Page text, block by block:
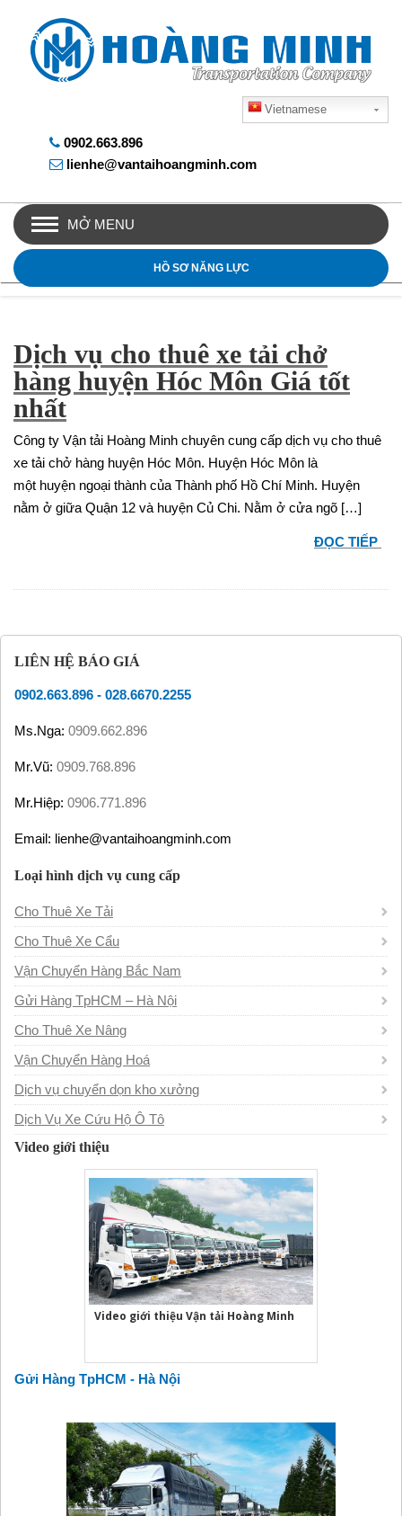
Vietnamese
0902.663.896
lienhe@vantaihoangminh.com
MỞ MENU
HỒ SƠ NĂNG LỰC
Dịch vụ cho thuê xe tải chở
hàng huyện Hóc Môn Giá tốt
nhất
Công ty Vận tải Hoàng Minh chuyên cung cấp dịch vụ cho thuê
xe tải chở hàng huyện Hóc Môn. Huyện Hóc Môn là
một huyện ngoại thành của Thành phố Hồ Chí Minh. Huyện
nằm ở giữa Quận 12 và huyện Củ Chi. Nằm ở cửa ngõ […]
ĐỌC TIẾP
LIÊN HỆ BÁO GIÁ
0902.663.896 - 028.6670.2255
Ms.Nga: 0909.662.896
Mr.Vũ: 0909.768.896
Mr.Hiệp: 0906.771.896
Email: lienhe@vantaihoangminh.com
Loại hình dịch vụ cung cấp
Cho Thuê Xe Tải
Cho Thuê Xe Cẩu
Vận Chuyển Hàng Bắc Nam
Gửi Hàng TpHCM – Hà Nội
Cho Thuê Xe Nâng
Vận Chuyển Hàng Hoá
Dịch vụ chuyển dọn kho xưởng
Dịch Vụ Xe Cứu Hộ Ô Tô
Video giới thiệu
Video giới thiệu Vận tải Hoàng Minh
Gửi Hàng TpHCM - Hà Nội